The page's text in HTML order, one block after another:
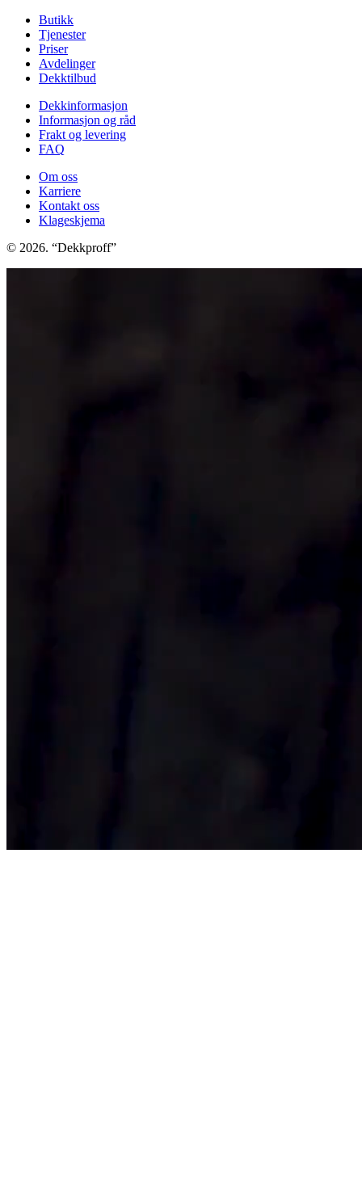
Butikk
Tjenester
Priser
Avdelinger
Dekktilbud
Dekkinformasjon
Informasjon og råd
Frakt og levering
FAQ
Om oss
Karriere
Kontakt oss
Klageskjema
© 2026. “Dekkproff”